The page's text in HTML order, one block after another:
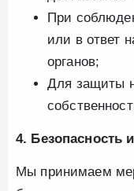
При
или в ответ
органов;
Для защиты
4. Безопасность
Мы принимаем